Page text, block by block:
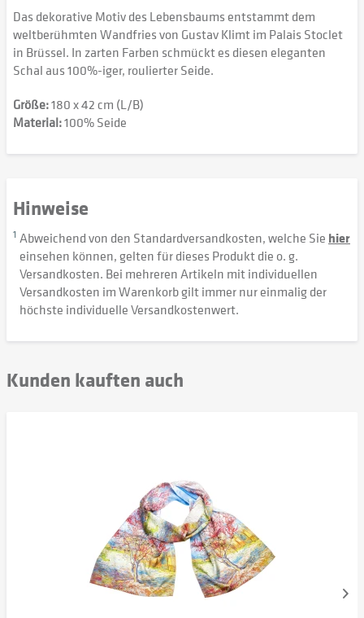
Das dekorative Motiv des Lebensbaums entstammt dem
weltberühmten Wandfries von Gustav Klimt im Palais Stoclet
in Brüssel. In zarten Farben schmückt es diesen eleganten
Schal aus 100%-iger, roulierter Seide.
Größe:180 x 42 cm (L/B)
Material:100% Seide
Hinweise
1 Abweichend von den Standardversandkosten, welche Sie hier
einsehen können, gelten für dieses Produkt die o. g.
Versandkosten. Bei mehreren Artikeln mit individuellen
Versandkosten im Warenkorb gilt immer nur einmalig der
höchste individuelle Versandkostenwert.
Kunden kauften auch